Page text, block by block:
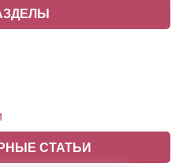
СТАТЬИ